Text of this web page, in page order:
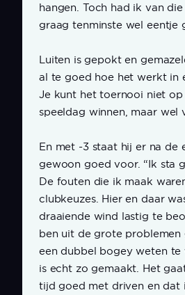
hangen. Toch had ik van
graag tenminste wel eentje
Luiten is gepokt en
al te goed hoe het werkt in
Je kunt het toernooi niet op
speeldag winnen, maar wel
En met -3 staat hij er na de
gewoon goed voor. “Ik sta
De fouten die ik maak
clubkeuzes. Hier en daar
draaiende wind lastig te
ben uit de grote problemen
een dubbel bogey weten te
is echt zo gemaakt. Het
tijd goed met driven en dat